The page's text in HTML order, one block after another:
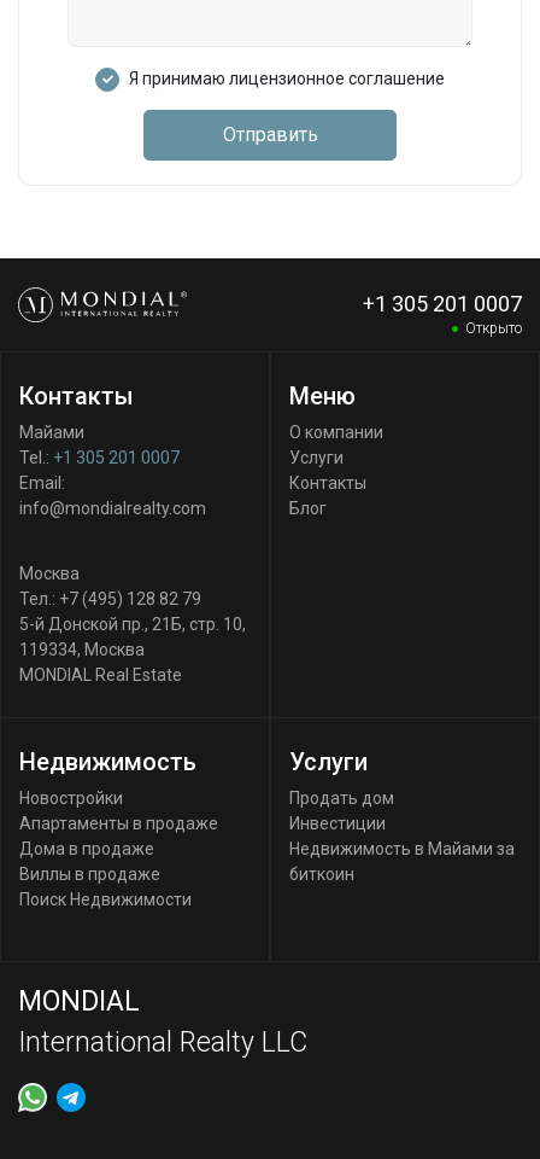
Я принимаю лицензионное соглашение
Отправить
+1 305 201 0007
Открыто
Контакты
Майами
Tel.: +1 305 201 0007
Email:
info@mondialrealty.com
Москва
Тел.: +7 (495) 128 82 79
5-й Донской пр., 21Б, стр. 10,
119334, Москва
MONDIAL Real Estate
Меню
О компании
Услуги
Контакты
Блог
Недвижимость
Новостройки
Апартаменты в продаже
Дома в продаже
Виллы в продаже
Поиск Недвижимости
Услуги
Продать дом
Инвестиции
Недвижимость в Майами за
биткоин
MONDIAL
International Realty LLC